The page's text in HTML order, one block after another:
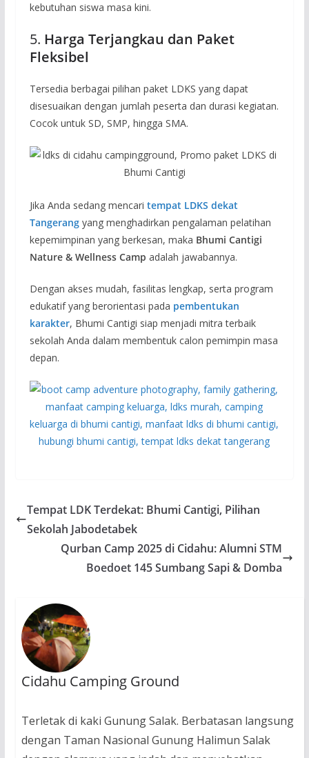
kebutuhan siswa masa kini.
5. Harga Terjangkau dan Paket
Fleksibel
Tersedia berbagai pilihan paket LDKS yang dapat
disesuaikan dengan jumlah peserta dan durasi kegiatan.
Cocok untuk SD, SMP, hingga SMA.
Jika Anda sedang mencari tempat LDKS dekat
Tangerangyang menghadirkan pengalaman pelatihan
kepemimpinan yang berkesan, maka Bhumi Cantigi
Nature & Wellness Camp adalah jawabannya.
Dengan akses mudah, fasilitas lengkap, serta program
edukatif yang berorientasi pada pembentukan
karakter, Bhumi Cantigi siap menjadi mitra terbaik
sekolah Anda dalam membentuk calon pemimpin masa
depan.
Tempat LDK Terdekat: Bhumi Cantigi, Pilihan
Sekolah Jabodetabek
Qurban Camp 2025 di Cidahu: Alumni STM
Boedoet 145 Sumbang Sapi & Domba
Cidahu Camping Ground
Terletak di kaki Gunung Salak. Berbatasan langsung
dengan Taman Nasional Gunung Halimun Salak